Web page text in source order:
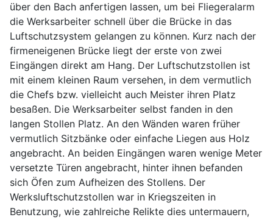
über den Bach anfertigen lassen, um bei Fliegeralarm
die Werksarbeiter schnell über die Brücke in das
Luftschutzsystem gelangen zu können. Kurz nach der
firmeneigenen Brücke liegt der erste von zwei
Eingängen direkt am Hang. Der Luftschutzstollen ist
mit einem kleinen Raum versehen, in dem vermutlich
die Chefs bzw. vielleicht auch Meister ihren Platz
besaßen. Die Werksarbeiter selbst fanden in den
langen Stollen Platz. An den Wänden waren früher
vermutlich Sitzbänke oder einfache Liegen aus Holz
angebracht. An beiden Eingängen waren wenige Meter
versetzte Türen angebracht, hinter ihnen befanden
sich Öfen zum Aufheizen des Stollens. Der
Werksluftschutzstollen war in Kriegszeiten in
Benutzung, wie zahlreiche Relikte dies untermauern,